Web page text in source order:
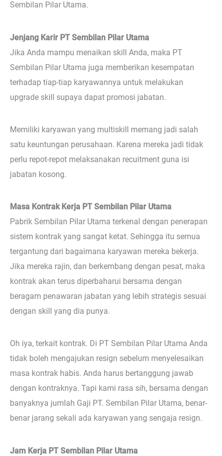
Sembilan Pilar Utama.
Jenjang Karir PT Sembilan Pilar Utama
Jika Anda mampu menaikan skill Anda, maka PT
Sembilan Pilar Utama juga memberikan kesempatan
terhadap tiap-tiap karyawannya untuk melakukan
upgrade skill supaya dapat promosi jabatan.
Memiliki karyawan yang multiskill memang jadi salah
satu keuntungan perusahaan. Karena mereka jadi tidak
perlu repot-repot melaksanakan recuitment guna isi
jabatan kosong.
Masa Kontrak Kerja PT Sembilan Pilar Utama
Pabrik Sembilan Pilar Utama terkenal dengan penerapan
sistem kontrak yang sangat ketat. Sehingga itu semua
tergantung dari bagaimana karyawan mereka bekerja.
Jika mereka rajin, dan berkembang dengan pesat, maka
kontrak akan terus diperbaharui bersama dengan
beragam penawaran jabatan yang lebih strategis sesuai
dengan skill yang dia punya.
Oh iya, terkait kontrak. Di PT Sembilan Pilar Utama Anda
tidak boleh mengajukan resign sebelum menyelesaikan
masa kontrak habis. Anda harus bertanggung jawab
dengan kontraknya. Tapi kami rasa sih, bersama dengan
banyaknya jumlah Gaji PT. Sembilan Pilar Utama, benar-
benar jarang sekali ada karyawan yang sengaja resign.
Jam Kerja PT Sembilan Pilar Utama